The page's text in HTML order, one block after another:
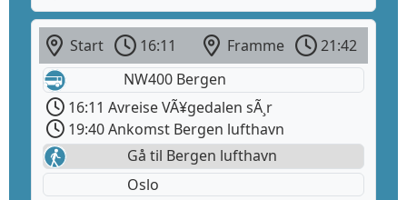
Start 16:11 Framme
21:42
NW400 Bergen
16:11 Avreise VÃ¥gedalen sÃ¸r
19:40 Ankomst Bergen lufthavn
Gå til Bergen lufthavn
Oslo